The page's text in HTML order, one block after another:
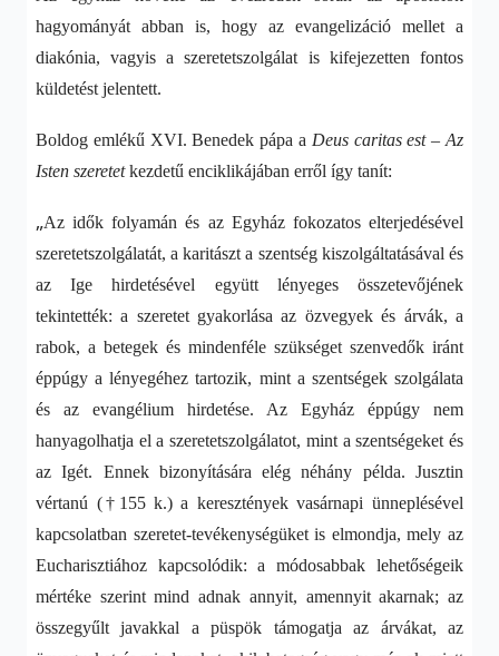
hagyományát abban is, hogy az evangelizáció mellet a
diakónia, vagyis a szeretetszolgálat is kifejezetten fontos
küldetést jelentett.
Boldog emlékű XVI. Benedek pápa a Deus caritas est – Az
Isten szeretetkezdetű enciklikájában erről így tanít:
„Az idők folyamán és az Egyház fokozatos elterjedésével
szeretetszolgálatát, a karitászt a szentség kiszolgáltatásával és
az Ige hirdetésével együtt lényeges összetevőjének
tekintették: a szeretet gyakorlása az özvegyek és árvák, a
rabok, a betegek és mindenféle szükséget szenvedők iránt
éppúgy a lényegéhez tartozik, mint a szentségek szolgálata
és az evangélium hirdetése. Az Egyház éppúgy nem
hanyagolhatja el a szeretetszolgálatot, mint a szentségeket és
az Igét. Ennek bizonyítására elég néhány példa. Jusztin
vértanú (†155 k.) a keresztények vasárnapi ünneplésével
kapcsolatban szeretet-tevékenységüket is elmondja, mely az
Eucharisztiához kapcsolódik: a módosabbak lehetőségeik
mértéke szerint mind adnak annyit, amennyit akarnak; az
összegyűlt javakkal a püspök támogatja az árvákat, az